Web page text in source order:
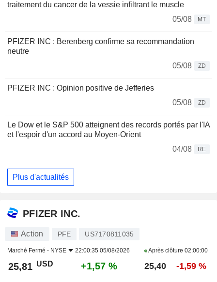
traitement du cancer de la vessie infiltrant le muscle
05/08
MT
PFIZER INC : Berenberg confirme sa recommandation
neutre
05/08
ZD
PFIZER INC : Opinion positive de Jefferies
05/08
ZD
Le Dow et le S&P 500 atteignent des records portés par l'IA
et l'espoir d'un accord au Moyen-Orient
04/08
RE
Plus d'actualités
PFIZER INC.
Action PFE US7170811035
Marché Fermé - NYSE 22:00:35 05/08/2026 Après clôture 02:00:00
25,81 USD +1,57 % 25,40 -1,59 %